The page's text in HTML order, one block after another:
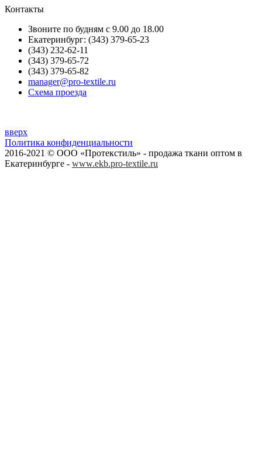
Контакты
Звоните по будням с 9.00 до 18.00
Екатеринбург: (343) 379-65-23
(343) 232-62-11
(343) 379-65-72
(343) 379-65-82
manager@pro-textile.ru
Схема проезда
вверх
Политика конфиденциальности
2016-2021 © ООО «Протекстиль» - продажа ткани оптом в
Екатеринбурге - www.ekb.pro-textile.ru